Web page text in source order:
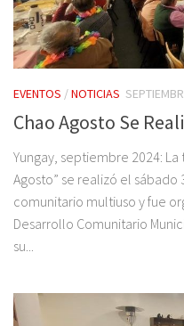
EVENTOS /NOTICIAS
Chao Agosto Se
Yungay, septiembre 2024:
Agosto” se realizó el
comunitario multiuso y fue
Desarrollo Comunitario
su...